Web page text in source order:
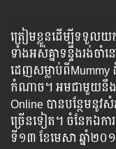
ត្រៀមខ្លួនដើម្បីទទួលយក
ទាំងអស់គ្នាទន្ទឹងរង់ច
ដេញសម្លាប់ពី
កំណាច។ អម​ជាមួយ​នឹង​កា
Online​​ ​បាន​​​​​​បន្ថែម​​នូវសំ
ច្រើន​​​​ទៀត​​។ ​​​ចំនែក​​​ឯ​​​ការ​
ទី១៣ ខែមេសា ​ឆ្នាំ២០